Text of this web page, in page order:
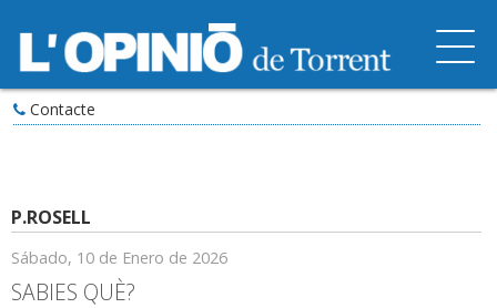
Contacte
P.ROSELL
Sábado, 10 de Enero de 2026
SABIES QUÈ?